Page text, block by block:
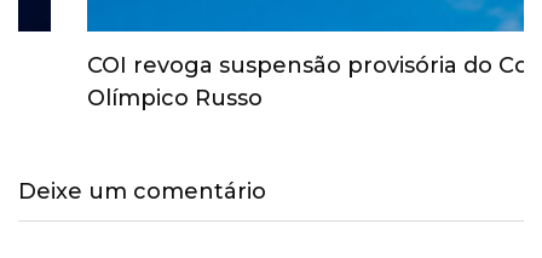
COI revoga suspensão provisória do Comitê
Olímpico Russo
Deixe um comentário